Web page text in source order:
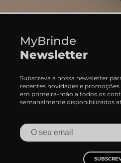
MyBrinde
Newsletter
Subscreva a nossa newsletter
recentes novidades e promoções
em primeira-mão a todos os
semanalmente disponibilizados